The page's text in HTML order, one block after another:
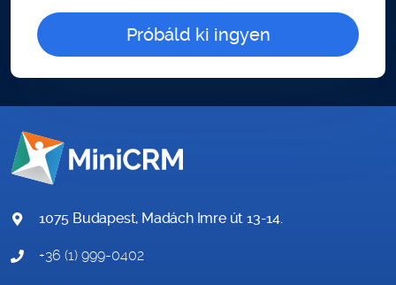
1075 Budapest, Madách Imre út 13-14.
+36 (1) 999-0402